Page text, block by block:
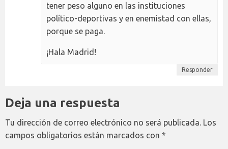
tener peso alguno en las instituciones
político-deportivas y en enemistad con ellas,
porque se paga.
¡Hala Madrid!
Responder
Deja una respuesta
Tu dirección de correo electrónico no será publicada. Los
campos obligatorios están marcados con *